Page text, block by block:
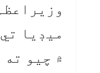
ميڊيا
۾ چيو ته